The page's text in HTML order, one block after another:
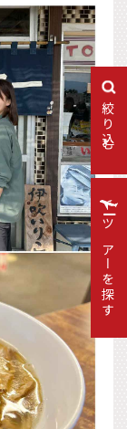
絞り込む
ツアーを探す